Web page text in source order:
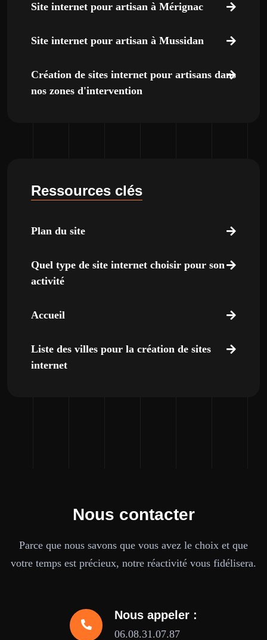
Site internet pour artisan à Mérignac
Site internet pour artisan à Mussidan
Création de sites internet pour artisans dans
nos zones d'intervention
Ressources clés
Plan du site
Quel type de site internet choisir pour son
activité
Accueil
Liste des villes pour la création de sites
internet
Nous contacter
Parce que nous savons que vous avez le choix et que
votre temps est précieux, notre réactivité vous fidélisera.
Nous appeler :
06.08.31.07.87